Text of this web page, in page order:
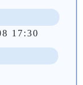
17:30